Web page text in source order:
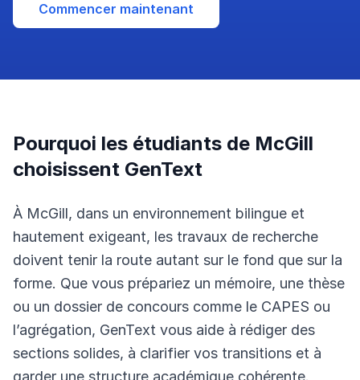
Commencer maintenant
Pourquoi les étudiants de McGill
choisissent GenText
À McGill, dans un environnement bilingue et
hautement exigeant, les travaux de recherche
doivent tenir la route autant sur le fond que sur la
forme. Que vous prépariez un mémoire, une thèse
ou un dossier de concours comme le CAPES ou
l’agrégation, GenText vous aide à rédiger des
sections solides, à clarifier vos transitions et à
garder une structure académique cohérente.